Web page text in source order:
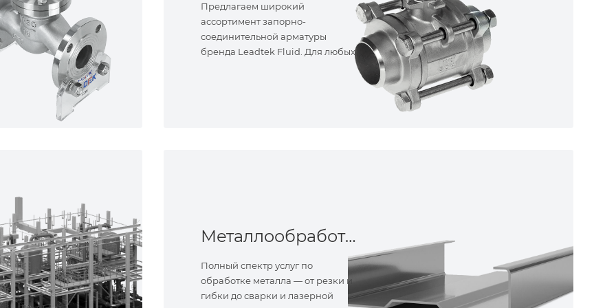
Предлагаем широкий
ассортимент запорно-
соединительной арматуры
бренда Leadtek Fluid. Для любых
Металлообработка
Полный спектр услуг по
обработке металла — от резки и
гибки до сварки и лазерной